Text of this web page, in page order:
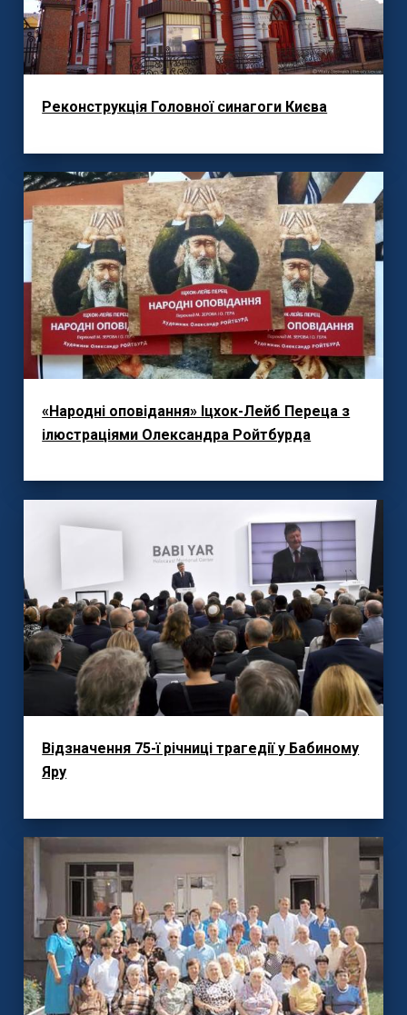
Реконструкція Головної синагоги Києва
«Народні оповідання» Іцхок-Лейб Переца з
ілюстраціями Олександра Ройтбурда
Відзначення 75-ї річниці трагедії у Бабиному
Яру